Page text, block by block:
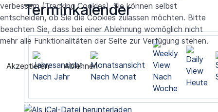
Terminkalender
Nach Jahr Nach Monat
Nach
Woche
Heute
verbessern (Tracking Cookies). Sie können selbst
entscheiden, ob Sie die Cookies zulassen möchten. Bitte
beachten Sie, dass bei einer Ablehnung womöglich nicht
mehr alle Funktionalitäten der Seite zur Verfügung stehen.
Akzeptieren Ablehnen